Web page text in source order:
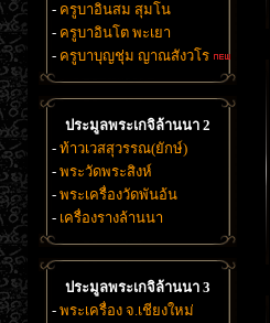
- ครูบาอินสม สุมโน
- ครูบาอินโต พะเยา
- ครูบาบุญชุ่ม ญาณสังวโร
ประมูลพระเกจิล้านนา 2
- ท้าวเวสสุวรรณ(ยักษ์)
- พระวัดพระสิงห์
- พระเครื่องวัดพันอ้น
- เครื่องรางล้านนา
ประมูลพระเกจิล้านนา 3
- พระเครื่อง จ.เชียงใหม่